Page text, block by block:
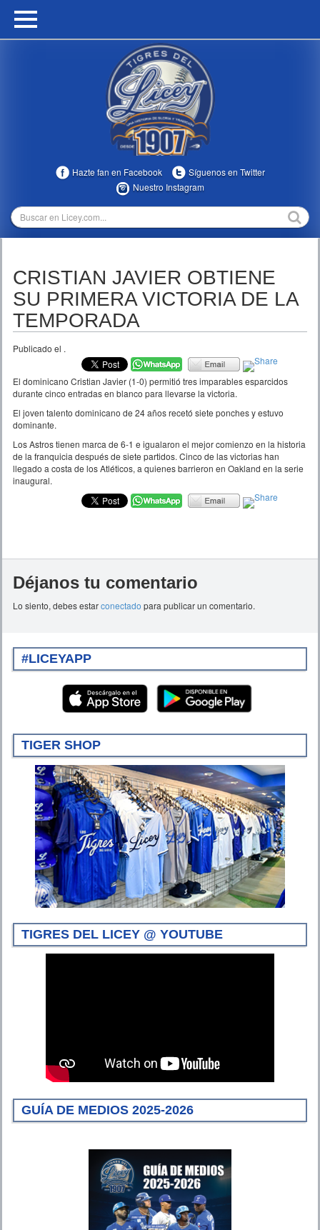
HOME
MULTIMEDIA
TEMPORADAS
Hazte fan en Facebook
Síguenos en Twitter
Nuestro Instagram
CRISTIAN JAVIER OBTIENE
SU PRIMERA VICTORIA DE LA
TEMPORADA
Publicado el .
El dominicano Cristian Javier (1-0) permitió tres imparables esparcidos
durante cinco entradas en blanco para llevarse la victoria.
El joven talento dominicano de 24 años recetó siete ponches y estuvo
dominante.
Los Astros tienen marca de 6-1 e igualaron el mejor comienzo en la historia
de la franquicia después de siete partidos. Cinco de las victorias han
llegado a costa de los Atléticos, a quienes barrieron en Oakland en la serie
inaugural.
Déjanos tu comentario
Lo siento, debes estarconectado para publicar un comentario.
#LICEYAPP
TIGER SHOP
TIGRES DEL LICEY @ YOUTUBE
GUÍA DE MEDIOS 2025-2026